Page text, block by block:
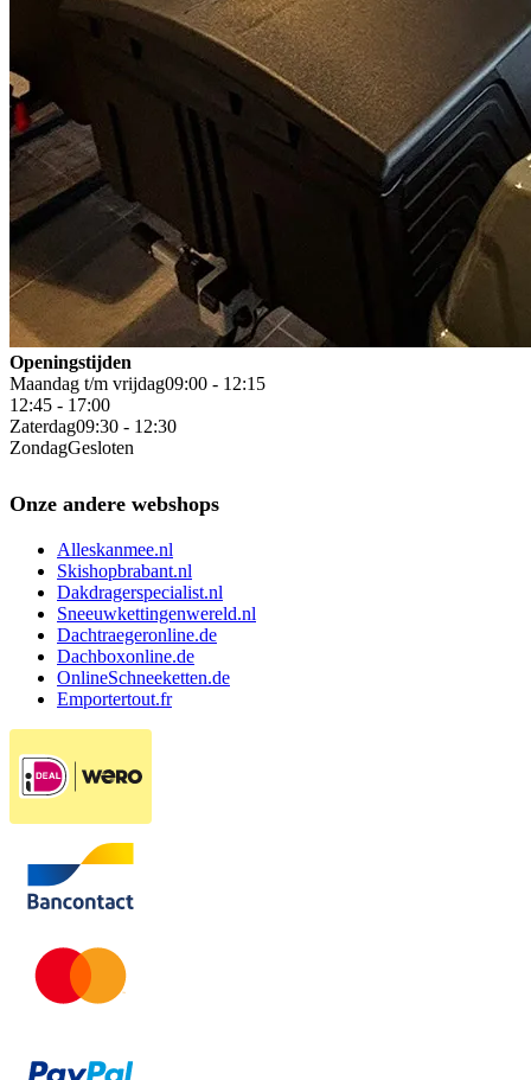
Openingstijden
Maandag t/m vrijdag09:00 - 12:15
12:45 - 17:00
Zaterdag09:30 - 12:30
ZondagGesloten
Onze andere webshops
Alleskanmee.nl
Skishopbrabant.nl
Dakdragerspecialist.nl
Sneeuwkettingenwereld.nl
Dachtraegeronline.de
Dachboxonline.de
OnlineSchneeketten.de
Emportertout.fr